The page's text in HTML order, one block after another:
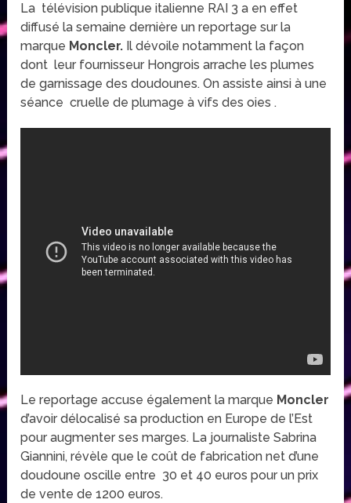
La télévision publique italienne RAI 3 a en effet
diffusé la semaine dernière un reportage sur la
marque Moncler. Il dévoile notamment la façon
dont leur fournisseur Hongrois arrache les plumes
de garnissage des doudounes. On assiste ainsi à une
séance cruelle de plumage à vifs des oies .
Le reportage accuse également la marque Moncler
d’avoir délocalisé sa production en Europe de l’Est
pour augmenter ses marges. La journaliste Sabrina
Giannini, révèle que le coût de fabrication net d’une
doudoune oscille entre 30 et 40 euros pour un prix
de vente de 1200 euros.